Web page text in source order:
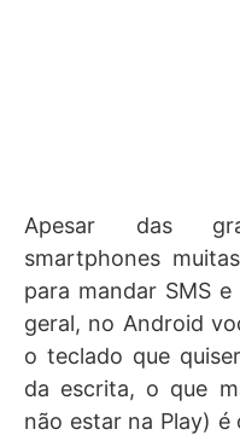
Apesar das
smartphones
para mandar SMS
geral, no Android
o teclado que
da escrita, o que
não estar na Play) é